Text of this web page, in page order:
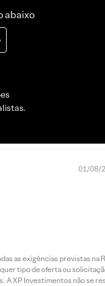
abaixo
01/08/
as exigências previstas
tipo de oferta ou
XP Investimentos não se